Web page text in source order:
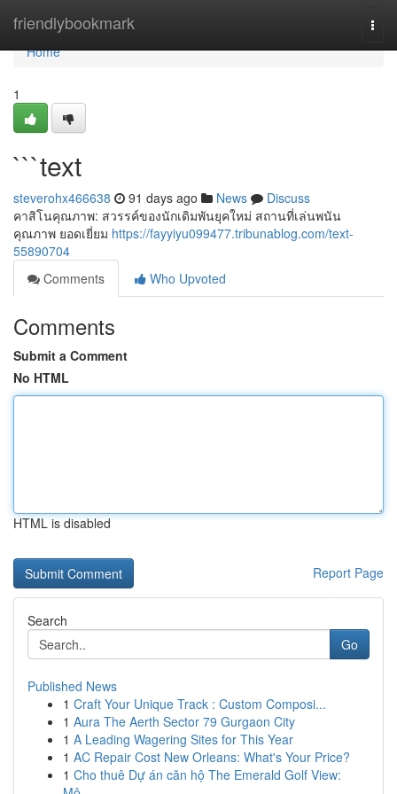
friendlybookmark
Home
Home
1
```text
steverohx466638 91 days ago News
Discuss
คาสิโนคุณภาพ: สวรรค์ของนักเดิมพันยุคใหม่ สถานที่เล่นพนัน
คุณภาพ ยอดเยี่ยม https://fayyiyu099477.tribunablog.com/text-
55890704
Comments
Who Upvoted
Comments
Submit a Comment
No HTML
HTML is disabled
Report Page
Search
Go
Published News
1 Craft Your Unique Track : Custom Composi...
1 Aura The Aerth Sector 79 Gurgaon City
1 A Leading Wagering Sites for This Year
1 AC Repair Cost New Orleans: What's Your Price?
1 Cho thuê Dự án căn hộ The Emerald Golf View: